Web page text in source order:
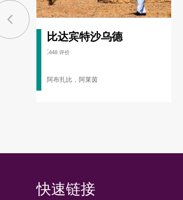
比达宾特沙乌德
448 评价
阿布扎比，阿莱茵
快速链接